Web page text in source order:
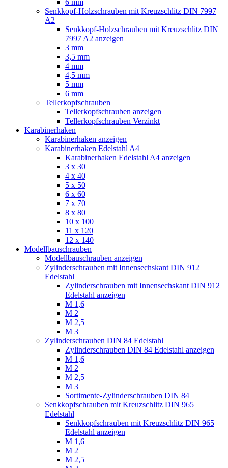
Senkkopf-Holzschrauben mit Kreuzschlitz DIN 7997
A2
Senkkopf-Holzschrauben mit Kreuzschlitz DIN
7997 A2 anzeigen
3 mm
3,5 mm
4 mm
4,5 mm
5 mm
6 mm
Tellerkopfschrauben
Tellerkopfschrauben anzeigen
Tellerkopfschrauben Verzinkt
Karabinerhaken
Karabinerhaken anzeigen
Karabinerhaken Edelstahl A4
Karabinerhaken Edelstahl A4 anzeigen
3 x 30
4 x 40
5 x 50
6 x 60
7 x 70
8 x 80
10 x 100
11 x 120
12 x 140
Modellbauschrauben
Modellbauschrauben anzeigen
Zylinderschrauben mit Innensechskant DIN 912
Edelstahl
Zylinderschrauben mit Innensechskant DIN 912
Edelstahl anzeigen
M 1,6
M 2
M 2,5
M 3
Zylinderschrauben DIN 84 Edelstahl
Zylinderschrauben DIN 84 Edelstahl anzeigen
M 1,6
M 2
M 2,5
M 3
Sortimente-Zylinderschrauben DIN 84
Senkkopfschrauben mit Kreuzschlitz DIN 965
Edelstahl
Senkkopfschrauben mit Kreuzschlitz DIN 965
Edelstahl anzeigen
M 1,6
M 2
M 2,5